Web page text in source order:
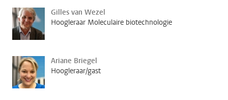
Gilles van Wezel
Hoogleraar Moleculaire biotechnologie
Ariane Briegel
Hoogleraar/gast